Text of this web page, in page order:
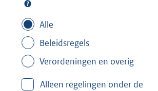
l
e
r
Alle
Beleidsregels
Verordeningen en overig
Alleen regelingen onder de